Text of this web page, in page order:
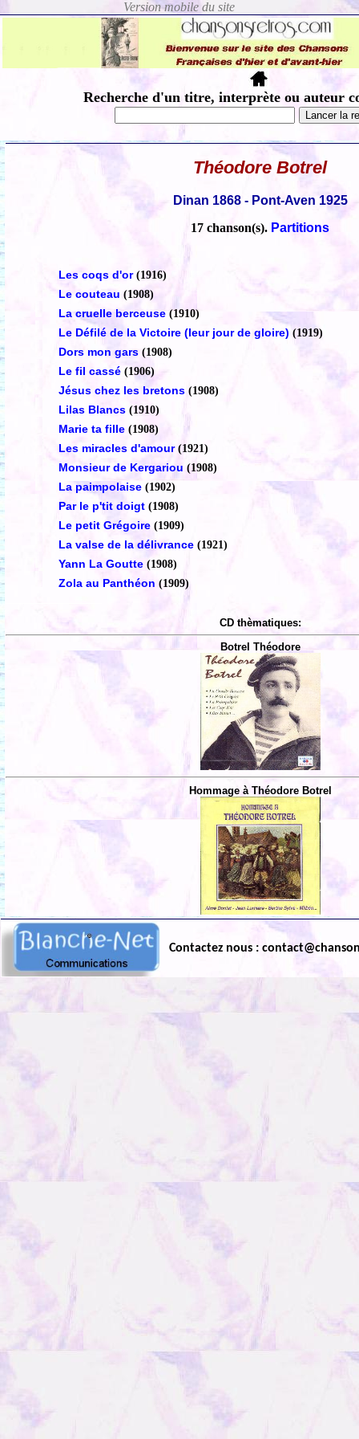
Recherche d'un titre, interprète ou auteur
Théodore Botrel
Dinan 1868 - Pont-Aven 1925
17 chanson(s). Partitions
Les coqs d'or (1916)
Le couteau (1908)
La cruelle berceuse (1910)
Le Défilé de la Victoire (leur jour de gloire) (1919)
Dors mon gars (1908)
Le fil cassé (1906)
Jésus chez les bretons (1908)
Lilas Blancs (1910)
Marie ta fille (1908)
Les miracles d'amour (1921)
Monsieur de Kergariou (1908)
La paimpolaise (1902)
Par le p'tit doigt (1908)
Le petit Grégoire (1909)
La valse de la délivrance (1921)
Yann La Goutte (1908)
Zola au Panthéon (1909)
CD thèmatiques:
Botrel Théodore
Hommage à Théodore Botrel
Contactez nous :